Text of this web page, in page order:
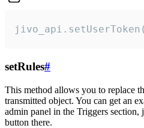
setRules#
This method allows you to replace
transmitted object. You can get an
admin panel in the Triggers section,
button there.